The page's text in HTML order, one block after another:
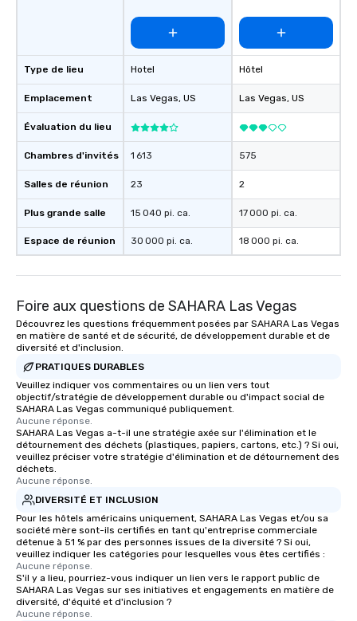
Type de lieu
Emplacement
Évaluation du lieu
Chambres d'invités
Salles de réunion
Plus grande salle
Espace de réunion
Hotel
Las Vegas, US
1 613
23
15 040 pi. ca.
30 000 pi. ca.
Hôtel
Las Vegas, US
575
2
17 000 pi. ca.
18 000 pi. ca.
Foire aux questions de SAHARA Las Vegas
Découvrez les questions fréquemment posées par SAHARA Las Vegas
en matière de santé et de sécurité, de développement durable et de
diversité et d'inclusion.
PRATIQUES DURABLES
Veuillez indiquer vos commentaires ou un lien vers tout
objectif/stratégie de développement durable ou d'impact social de
SAHARA Las Vegas communiqué publiquement.
Aucune réponse.
SAHARA Las Vegas a-t-il une stratégie axée sur l'élimination et le
détournement des déchets (plastiques, papiers, cartons, etc.) ? Si oui,
veuillez préciser votre stratégie d'élimination et de détournement des
déchets.
Aucune réponse.
DIVERSITÉ ET INCLUSION
Pour les hôtels américains uniquement, SAHARA Las Vegas et/ou sa
société mère sont-ils certifiés en tant qu'entreprise commerciale
détenue à 51 % par des personnes issues de la diversité ? Si oui,
veuillez indiquer les catégories pour lesquelles vous êtes certifiés :
Aucune réponse.
S'il y a lieu, pourriez-vous indiquer un lien vers le rapport public de
SAHARA Las Vegas sur ses initiatives et engagements en matière de
diversité, d'équité et d'inclusion ?
Aucune réponse.